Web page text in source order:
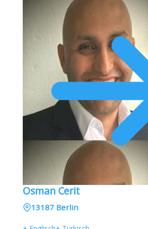
Osman Cerit
13187 Berlin